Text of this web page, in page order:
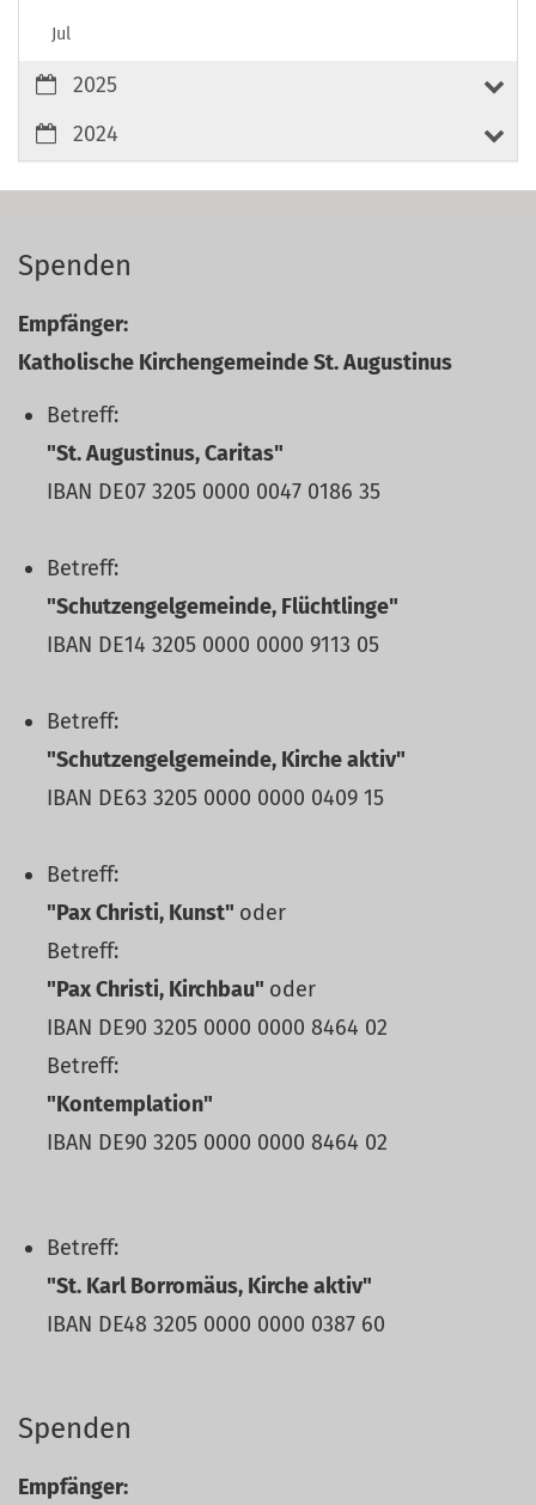
Jul
2025
2024
Spenden
Empfänger:
Katholische Kirchengemeinde St. Augustinus
Betreff:
"St. Augustinus, Caritas"
IBAN DE07 3205 0000 0047 0186 35
Betreff:
"Schutzengelgemeinde, Flüchtlinge"
IBAN DE14 3205 0000 0000 9113 05
Betreff:
"Schutzengelgemeinde, Kirche aktiv"
IBAN DE63 3205 0000 0000 0409 15
Betreff:
"Pax Christi, Kunst" oder
Betreff:
"Pax Christi, Kirchbau" oder
IBAN DE90 3205 0000 0000 8464 02
Betreff:
"Kontemplation"
IBAN DE90 3205 0000 0000 8464 02
Betreff:
"St. Karl Borromäus, Kirche aktiv"
IBAN DE48 3205 0000 0000 0387 60
Spenden
Empfänger: